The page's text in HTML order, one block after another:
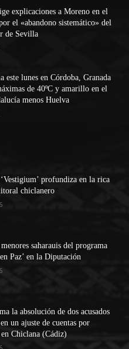
explicaciones a Moreno en el
el «abandono sistemático» del
de Sevilla
este lunes en Córdoba, Granada
de 40ºC y amarillo en el
menos Huelva
profundiza en la rica
chiclanero
saharauis del programa
Paz’ en la Diputación
la absolución de dos acusados
un ajuste de cuentas por
Chiclana (Cádiz)